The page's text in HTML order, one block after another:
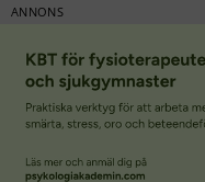
ANNONS